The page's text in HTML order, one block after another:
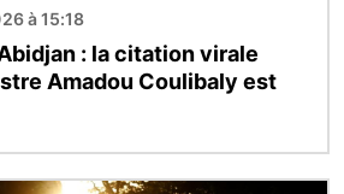
à 15:18
: la citation virale
Amadou Coulibaly est